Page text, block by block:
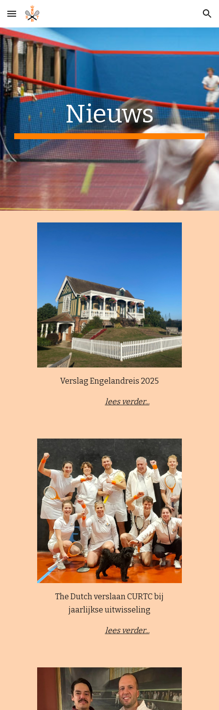
Skip to main content Skip to navigation
Nieuws
Verslag Engelandreis 2025
lees verder...
The Dutch verslaan CURTC bij
jaarlijkse uitwisseling
lees verder...